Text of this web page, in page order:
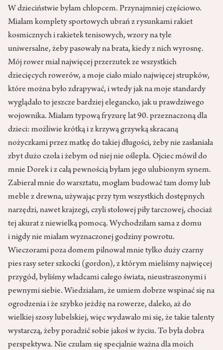
W dzieciństwie byłam chłopcem. Przynajmniej częściowo.
Miałam komplety sportowych ubrań z rysunkami rakiet
kosmicznych i rakietek tenisowych, wzory na tyle
uniwersalne, żeby pasowały na brata, kiedy z nich wyrosnę.
Mój rower miał najwięcej przerzutek ze wszystkich
dziecięcych rowerów, a moje ciało miało najwięcej strupków,
które można było zdrapywać, i wtedy jak na moje standardy
wyglądało to jeszcze bardziej elegancko, jak u prawdziwego
wojownika. Miałam typową fryzurę lat 90. przeznaczoną dla
dzieci: możliwie krótką i z krzywą grzywką skracaną
nożyczkami przez matkę do takiej długości, żeby nie zasłaniała
zbyt dużo czoła i żebym od niej nie oślepła. Ojciec mówił do
mnie Dorek i z całą pewnością byłam jego ulubionym synem.
Zabierał mnie do warsztatu, mogłam budować tam domy lub
meble z drewna, używając przy tym wszystkich dostępnych
narzędzi, nawet krajzegi, czyli stołowej piły tarczowej, chociaż
tej akurat z niewielką pomocą. Wychodziłam sama z domu
i nigdy nie miałam wyznaczonej godziny powrotu.
Wieczorami poza domem pilnował mnie tylko duży czarny
pies rasy seter szkocki (gordon), z którym mieliśmy najwięcej
przygód, byliśmy władcami całego świata, nieustraszonymi i
pewnymi siebie. Wiedziałam, że umiem dobrze wspinać się na
ogrodzenia i że szybko jeżdżę na rowerze, daleko, aż do
wielkiej szosy lubelskiej, więc wydawało mi się, że takie talenty
wystarczą, żeby poradzić sobie jakoś w życiu. To była dobra
perspektywa. Nie czułam się specjalnie ważna dla moich